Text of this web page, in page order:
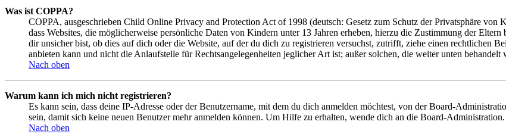
Was ist COPPA?
COPPA, ausgeschrieben Child Online Privacy and Protection Act of 1998 (deutsch: Gesetz zum Schutz der Privatsphäre
dass Websites, die möglicherweise persönliche Daten von Kindern unter 13 Jahren erheben, hierzu die Zustimmung der
dir unsicher bist, ob dies auf dich oder die Website, auf der du dich zu registrieren versuchst, zutrifft, ziehe einen rechtlichen
anbieten kann und nicht die Anlaufstelle für Rechtsangelegenheiten jeglicher Art ist; außer solchen, die weiter unten behandelt
Nach oben
Warum kann ich mich nicht registrieren?
Es kann sein, dass deine IP-Adresse oder der Benutzername, mit dem du dich anmelden möchtest, von der Board-
sein, damit sich keine neuen Benutzer mehr anmelden können. Um Hilfe zu erhalten, wende dich an die Board-Administration.
Nach oben